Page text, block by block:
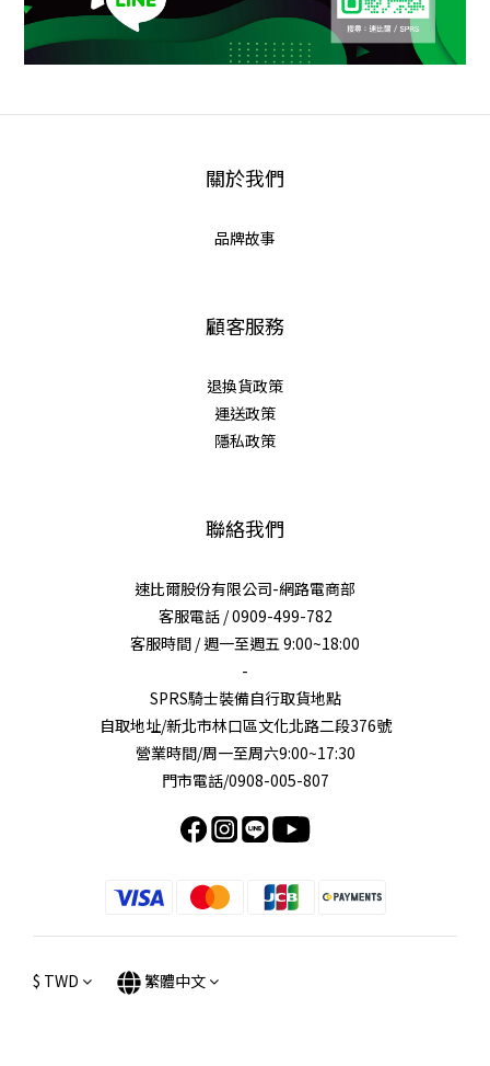
關於我們
品牌故事
顧客服務
退換貨政策
運送政策
隱私政策
聯絡我們
速比爾股份有限公司-網路電商部
客服電話 / 0909-499-782
客服時間 / 週一至週五 9:00~18:00
-
SPRS騎士裝備自行取貨地點
自取地址/新北市林口區文化北路二段376號
營業時間/周一至周六9:00~17:30
門市電話/0908-005-807
$ TWD 繁體中文